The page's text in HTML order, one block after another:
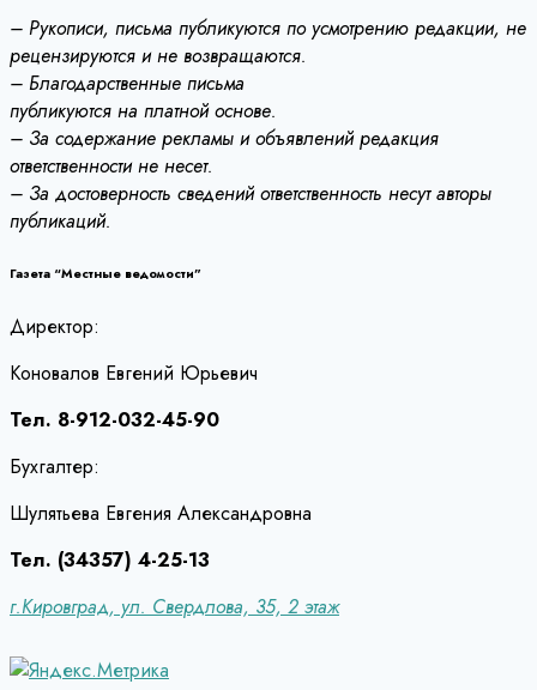
– Рукописи, письма публикуются по усмотрению редакции, не
рецензируются и не возвращаются.
– Благодарственные письма
публикуются на платной основе.
– За содержание рекламы и объявлений редакция
ответственности не несет.
– За достоверность сведений ответственность несут авторы
публикаций.
Газета “Местные ведомости”
Директор:
Коновалов Евгений Юрьевич
Тел. 8-912-032-45-90
Бухгалтер:
Шулятьева Евгения Александровна
Тел. (34357) 4-25-13
г.Кировград, ул. Свердлова, 35, 2 этаж